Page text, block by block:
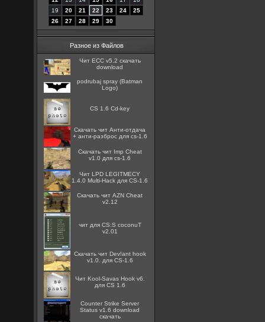
19
20 21 22 23 24
25
26
27 28 29 30
Разное из Файлов
Чит ECC v5.2 скачать
download
podrubaj spray (Batman
Logo)
CS 1.6 Cd-key
Скачать чит Анти-отдача
+ анти-разброс для cs-1.6
Скачать чит Imp Cheat
v1.0 для cs-1.6
Чит LPD LEGITMECY
1.4.0 Multi-Hack для CS-1.6
Скачать чит AZN Cheat
v2.12
чит для CS:S coconuT
v2.01
Скачать чит Dev!ant hook
v1.0. для CS-1.6
Чит Kool-Savas Hook v6.
для CS 1.6
Counter Strike Server
Status v1.6 download
скачать